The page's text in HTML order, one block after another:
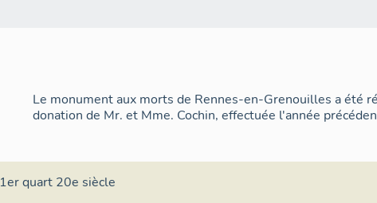
Le monument aux morts de Rennes-en-Grenouilles a été
donation de Mr. et Mme. Cochin, effectuée l'année
1er quart 20e siècle